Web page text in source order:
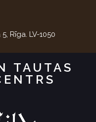
Rīga. LV-1050
TAUTAS